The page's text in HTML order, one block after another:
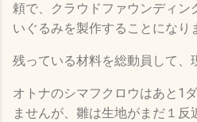
頼で、クラウドファウンディン
いぐるみを製作することになり
残っている材料を総動員して、
オトナのシマフクロウはあと1
ませんが、雛は生地がまだ１